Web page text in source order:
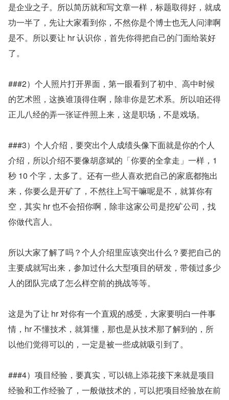
是企业之子。所以简历就和写文章一样，标题取得好，就成
功一半了，先让大家看到你，不然你是个博士也无人问津啊
是不。所以要让 hr 认识你，首先你得把自己的门面给装好
了。
###2）个人照片打开界面，第一眼看到了初中、高中时候
的艺术照，这换谁顶得住啊，除非你是艺术系。所以咱还得
正儿八经的弄一张证件照上来，这是职场，不是戏场。
###3）个人介绍，要突出个人成绩头像下面就是你的个人
介绍，所以介绍不要像胡彦斌的「你要的全拿走」一样，1
秒 10 个字，太多了。还有一些人喜欢把自己的家底都拖出
来，你要么是开矿了，不然往上写干嘛呢是不，就算你有
空，其实 hr 也不会招你啊，除非这家公司是挖矿公司，找
你做代言人。
所以大家了解了吗？个人介绍里应该突出什么？要把自己的
主要成就写出来，参加过什么大型项目的研发，带领过多少
人的团队完成了怎么样空前的挑战等等。
这是为了让 hr 对你有一个直观的感受，大家要明白一件事
情，hr 不懂技术，就算懂，那也是从技术那了解到的，所
以他们觉得可以的，一定是被一些成就吸引到了。
###4）项目经验，要真实，可以锦上添花接下来就是项目
经验和工作经验了，一般做技术的，可以把项目经验放在前